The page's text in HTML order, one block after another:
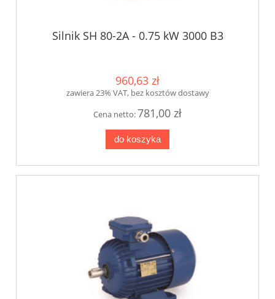
Silnik SH 80-2A - 0.75 kW 3000 B3
960,63 zł
zawiera 23% VAT, bez kosztów dostawy
Cena netto:781,00 zł
do koszyka